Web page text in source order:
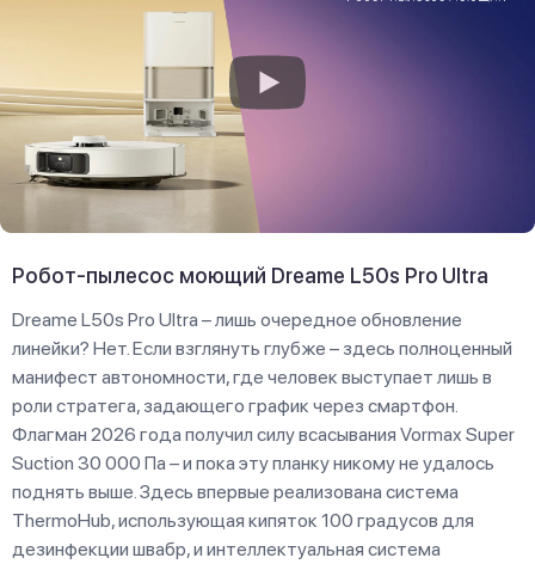
Робот-пылесос моющий Dreame L50s Pro Ultra
Dreame L50s Pro Ultra – лишь очередное обновление
линейки? Нет. Если взглянуть глубже – здесь полноценный
манифест автономности, где человек выступает лишь в
роли стратега, задающего график через смартфон.
Флагман 2026 года получил силу всасывания Vormax Super
Suction 30 000 Па – и пока эту планку никому не удалось
поднять выше. Здесь впервые реализована система
ThermoHub, использующая кипяток 100 градусов для
дезинфекции швабр, и интеллектуальная система